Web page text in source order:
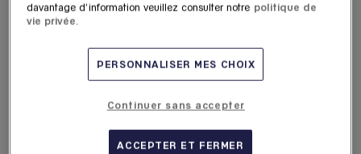
Quartz - Paris Marais
11 rue des Archives
75004 Paris
Fermé actuellement
davantage d'information veuillez consulter notre politique de
vie privée.
PERSONNALISER MES CHOIX
Continuer sans accepter
ACCEPTER ET FERMER